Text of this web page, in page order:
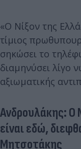
«Ο Νίξον της
τίμιος
σηκώσει το
διαμηνύσει λίγο
αξιωματικής
Ανδρουλάκης: Ο
είναι εδώ,
Μητσοτάκης